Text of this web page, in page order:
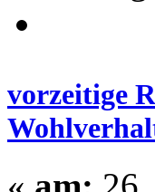
vorzeitige